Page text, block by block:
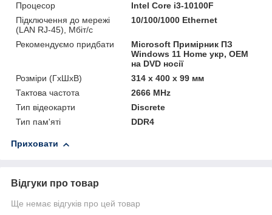
Процесор
Intel Core i3-10100F
Підключення до мережі
(LAN RJ-45), Мбіт/с
10/100/1000 Ethernet
Рекомендуємо придбати
Microsoft Примірник ПЗ
Windows 11 Home укр, ОЕМ
на DVD носії
Розміри (ГxШxВ)
314 x 400 х 99 мм
Тактова частота
2666 MHz
Тип відеокарти
Discrete
Тип пам'яті
DDR4
Приховати
Відгуки про товар
Ще немає відгуків про цей товар